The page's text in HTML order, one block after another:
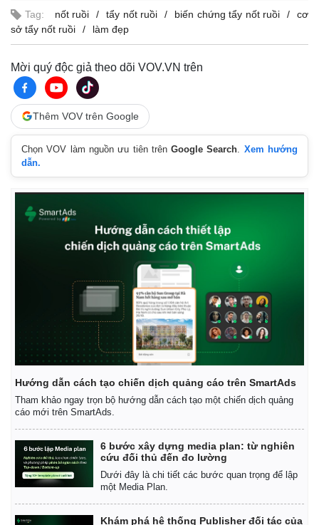
Kinh tế
Bất động sản
Khởi nghiệp
Giá vàng
Tỷ giá
Chứng khoán
Tag: nốt ruồi tẩy nốt ruồi biến chứng tẩy nốt ruồi
cơ
sở tẩy nốt ruồi
làm đẹp
Mời quý độc giả theo dõi VOV.VN trên
Thêm VOV trên Google
Chọn VOV làm nguồn ưu tiên trênGoogle Search
Xem hướng
dẫn.
Hướng dẫn cách tạo chiến dịch quảng cáo trên SmartAds
Tham khảo ngay trọn bộ hướng dẫn cách tạo một chiến dịch quảng
cáo mới trên SmartAds.
6 bước xây dựng media plan: từ nghiên
cứu đối thủ đến đo lường
Dưới đây là chi tiết các bước quan trọng để lập
một Media Plan.
Khám phá hệ thống Publisher đối tác của